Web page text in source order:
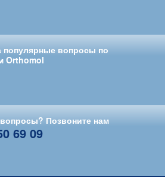
популярные вопросы по
Orthomol
Позвоните нам
69 09